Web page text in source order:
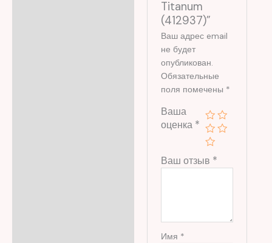
Titanum
(412937)”
Ваш адрес email
не будет
опубликован.
Обязательные
поля помечены *
Ваша
оценка *
Ваш отзыв *
Имя *